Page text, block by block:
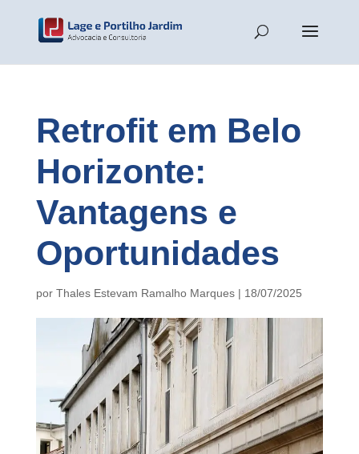
Retrofit em Belo
Horizonte:
Vantagens e
Oportunidades
por Thales Estevam Ramalho Marques| 18/07/2025